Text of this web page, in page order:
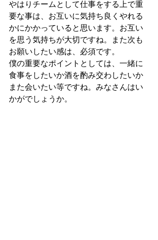
やはりチームとして仕事をする上で重
要な事は、お互いに気持ち良くやれる
かにかかっていると思います。お互い
を思う気持ちが大切ですね。また次も
お願いしたい感は、必須です。
僕の重要なポイントとしては、一緒に
食事をしたいか酒を酌み交わしたいか
また会いたい等ですね。みなさんはい
かがでしょうか。